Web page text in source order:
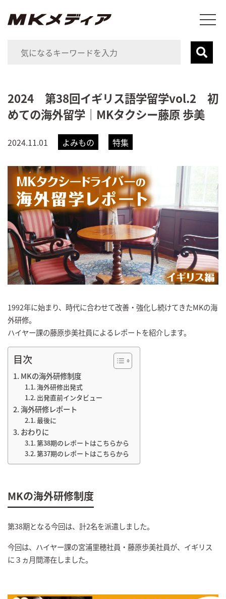
2024 第38回イギリス語学留学vol.2 初
めての海外留学｜MKタクシー藤原 歩美
2024.11.01 よみもの 特集
1992年に始まり、時代に合わせて改善・強化し続けてきたMKの海
外研修。
ハイヤー課の藤原歩美社員によるレポートを紹介します。
目次
MKの海外研修制度
海外研修出発式
出発直前インタビュー
海外研修レポート
最後に
おわりに
第38期のレポートはこちらから
第37期のレポートはこちらから
MKの海外研修制度
第38期となる今回は、計2名を派遣しました。
今回は、ハイヤー課の宮浦里穂社員・藤原歩美社員が、イギリス
に３ヵ月間滞在しました。